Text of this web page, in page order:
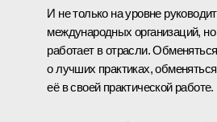
И не только на уровне
международных организаций,
работает в отрасли.
о лучших практиках,
её в своей практической работе.